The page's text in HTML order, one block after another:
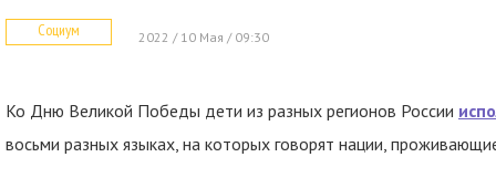
Социум 2022 / 10 Мая / 09:30
Ко Дню Великой Победы дети из разных регионов России
восьми разных языках, на которых говорят нации,